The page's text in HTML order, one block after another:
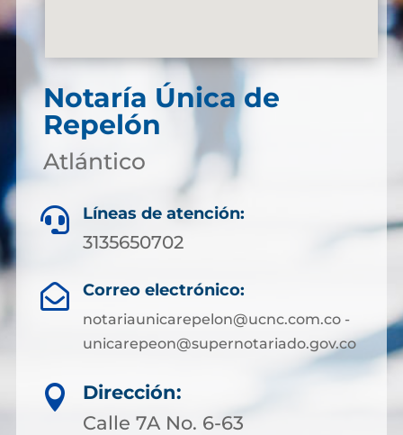
Notaría Única de
Repelón
Atlántico
 Líneas de atención:
3135650702
 Correo electrónico:
notariaunicarepelon@ucnc.com.co -
unicarepeon@supernotariado.gov.co

Dirección:
Calle 7A No. 6-63